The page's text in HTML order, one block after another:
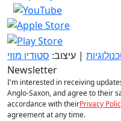
| עיצוב: סטודיו מוזי
Newsletter
I'm interested in receiving
Anglo-Saxon, and agree to their
accordance with theirPrivacy
agreement at any time.